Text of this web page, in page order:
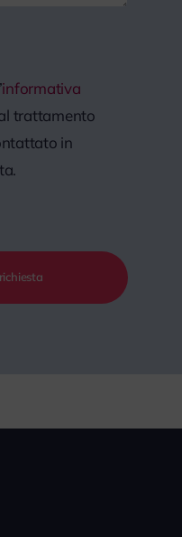
informativa
trattamento
in